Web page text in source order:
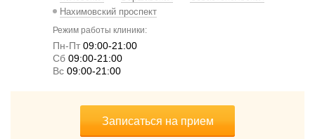
Нахимовский проспект
Режим работы клиники:
Пн-Пт 09:00-21:00
Cб 09:00-21:00
Вс 09:00-21:00
Записаться на прием